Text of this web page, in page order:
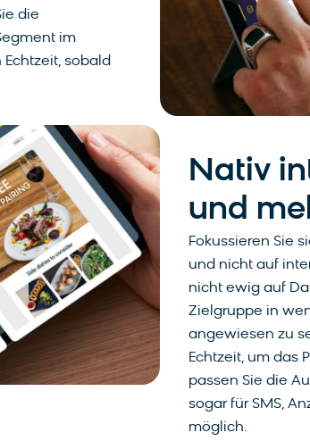
die
im
sobald
Nativ
und
Fokussieren Sie
und nicht auf
nicht ewig auf
Zielgruppe in
angewiesen zu
Echtzeit, um das
passen Sie die
sogar für SMS,
möglich.